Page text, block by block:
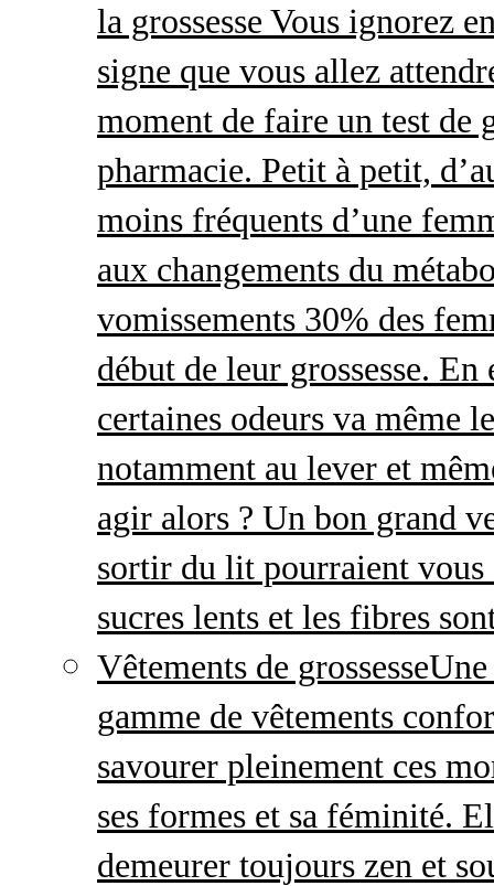
la grossesse Vous ignorez
signe que vous allez
moment de faire un test de
pharmacie. Petit à petit,
moins fréquents d’une
aux changements du
vomissements 30% des
début de leur grossesse.
certaines odeurs va même
notamment au lever et
agir alors ? Un bon grand
sortir du lit pourraient vous
sucres lents et les fibres
Vêtements de grossesseUne
gamme de vêtements
savourer pleinement ces
ses formes et sa féminité.
demeurer toujours zen et